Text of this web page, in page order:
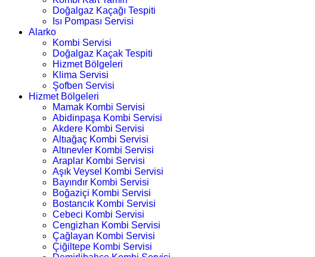
Doğalgaz Kaçağı Tespiti
Isı Pompası Servisi
Alarko
Kombi Servisi
Doğalgaz Kaçak Tespiti
Hizmet Bölgeleri
Klima Servisi
Şofben Servisi
Hizmet Bölgeleri
Mamak Kombi Servisi
Abidinpaşa Kombi Servisi
Akdere Kombi Servisi
Altıağaç Kombi Servisi
Altınevler Kombi Servisi
Araplar Kombi Servisi
Aşık Veysel Kombi Servisi
Bayındır Kombi Servisi
Boğaziçi Kombi Servisi
Bostancık Kombi Servisi
Cebeci Kombi Servisi
Cengizhan Kombi Servisi
Çağlayan Kombi Servisi
Çiğiltepe Kombi Servisi